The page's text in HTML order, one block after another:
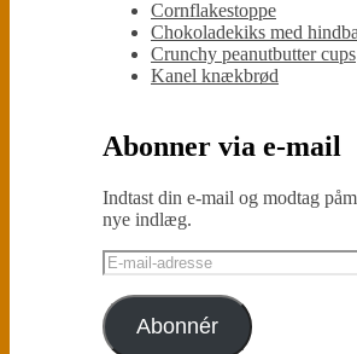
Cornflakestoppe
Chokoladekiks med
Crunchy peanutbutter cups
Kanel knækbrød
Abonner via e-mail
Indtast din e-mail og modtag
nye indlæg.
E-
mail-
adresse
Abonnér